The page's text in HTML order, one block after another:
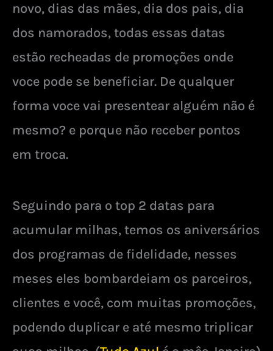
novo, dias das mães, dia dos pais, dia
dos namorados, todas essas datas
estão recheadas de promoções onde
voce pode se beneficiar. De qualquer
forma voce vai presentear alguém não é
mesmo? e porque não receber pontos
em troca.
Seguindo para o top 2 datas para
acumular milhas, temos os aniversários
dos programas de fidelidade, nesses
meses eles bombardeiam os parceiros,
clientes e você, com muitas promoções,
podendo duplicar e até mesmo triplicar